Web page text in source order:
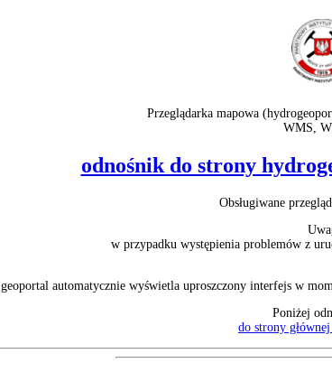
Przeglądarka mapowa
WMS,
odnośnik do strony
Obsługiwane
w przypadku występienia problemów z
geoportal automatycznie wyświetla uproszczony interfejs w
Poniżej
do strony